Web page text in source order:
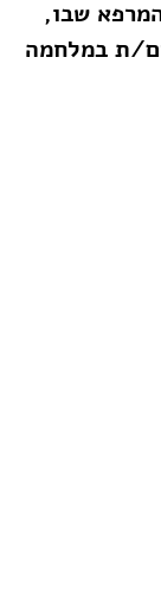
שבו,
ת במלחמה